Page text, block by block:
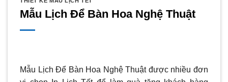
Mẫu Lịch Để Bàn Hoa Nghệ Thuật
Mẫu Lịch Để Bàn Hoa Nghệ Thuật được nhiều đơn